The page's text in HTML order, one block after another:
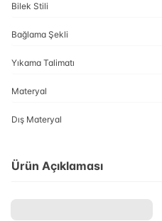
Bilek Stili
Bağlama Şekli
Yıkama Talimatı
Materyal
Dış Materyal
Ürün Açıklaması